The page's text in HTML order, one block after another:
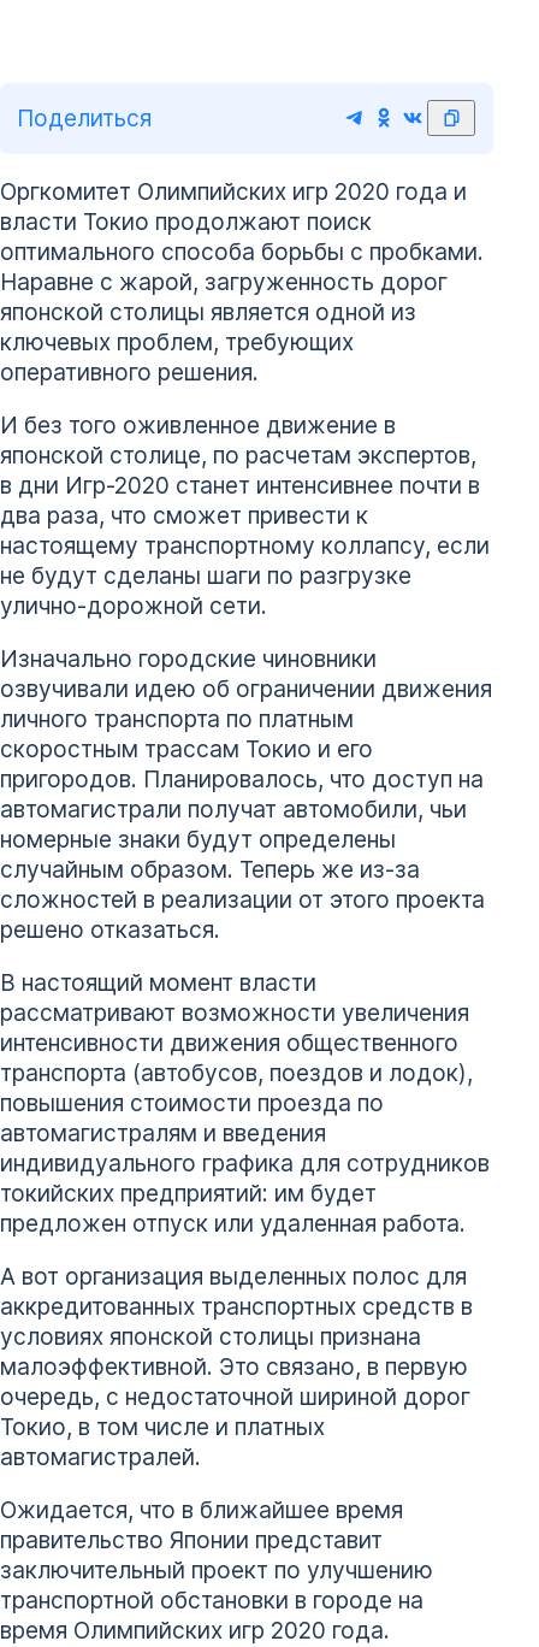
Поделиться
Оргкомитет Олимпийских игр 2020 года и
власти Токио продолжают поиск
оптимального способа борьбы с пробками.
Наравне с жарой, загруженность дорог
японской столицы является одной из
ключевых проблем, требующих
оперативного решения.
И без того оживленное движение в
японской столице, по расчетам экспертов,
в дни Игр-2020 станет интенсивнее почти в
два раза, что сможет привести к
настоящему транспортному коллапсу, если
не будут сделаны шаги по разгрузке
улично-дорожной сети.
Изначально городские чиновники
озвучивали идею об ограничении движения
личного транспорта по платным
скоростным трассам Токио и его
пригородов. Планировалось, что доступ на
автомагистрали получат автомобили, чьи
номерные знаки будут определены
случайным образом. Теперь же из-за
сложностей в реализации от этого проекта
решено отказаться.
В настоящий момент власти
рассматривают возможности увеличения
интенсивности движения общественного
транспорта (автобусов, поездов и лодок),
повышения стоимости проезда по
автомагистралям и введения
индивидуального графика для сотрудников
токийских предприятий: им будет
предложен отпуск или удаленная работа.
А вот организация выделенных полос для
аккредитованных транспортных средств в
условиях японской столицы признана
малоэффективной. Это связано, в первую
очередь, с недостаточной шириной дорог
Токио, в том числе и платных
автомагистралей.
Ожидается, что в ближайшее время
правительство Японии представит
заключительный проект по улучшению
транспортной обстановки в городе на
время Олимпийских игр 2020 года.